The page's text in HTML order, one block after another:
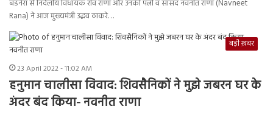
बडनेरा से निर्दलीय विधायक रवि राणा और उनकी पत्नी व सांसद नवनीत राणा (Navneet
Rana) ने आज मुख्यमंत्री उद्धव ठाकरे…
बड़ी ख़बर
23 April 2022 - 11:02 AM
हनुमान चालीसा विवाद: शिवसैनिकों ने मुझे जबरन घर के
अंदर बंद किया- नवनीत राणा